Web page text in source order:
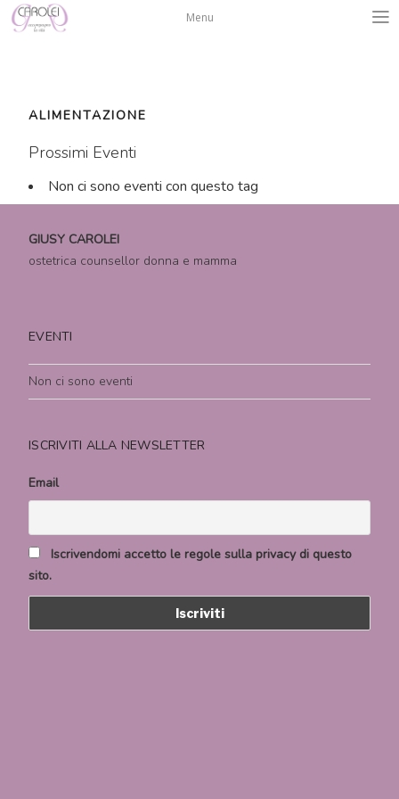
Salta
Menu
ALIMENTAZIONE
Prossimi Eventi
Non ci sono eventi con questo tag
GIUSY CAROLEI
ostetrica counsellor donna e mamma
EVENTI
Non ci sono eventi
ISCRIVITI ALLA NEWSLETTER
Email
Iscrivendomi accetto le regole sulla privacy di questo
sito.